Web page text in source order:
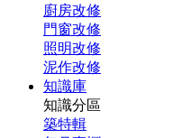
廚房改修
門窗改修
照明改修
泥作改修
知識庫
知識分區
築特輯